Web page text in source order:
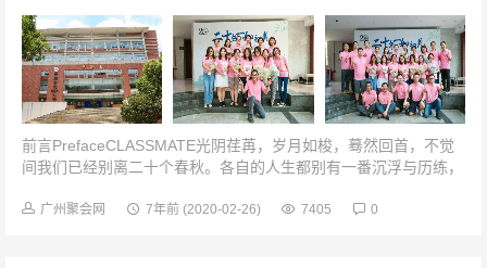
前言PrefaceCLASSMATE光阴荏苒，岁月如梭，蓦然回首，不觉
间我们已经别离二十个春秋。各自的人生都别有一番沉浮与历练，
的幸福,虽然...
广州聚会网 7年前 (2020-02-26) 7405 0